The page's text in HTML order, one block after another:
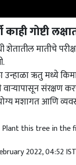
गोष्टी
शेतातील मातीचे
उन्हाळा ऋतु मध्ये
संरक्षण
मशागत आणि
Plant this tree in the
2022, 04:52 IST